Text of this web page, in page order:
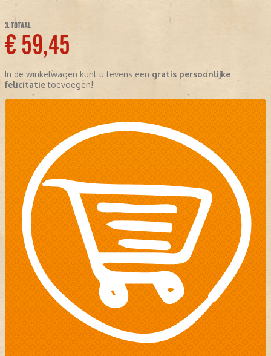
3. TOTAAL
€ 59,45
In de winkelwagen kunt u tevens een gratis persoonlijke
felicitatietoevoegen!